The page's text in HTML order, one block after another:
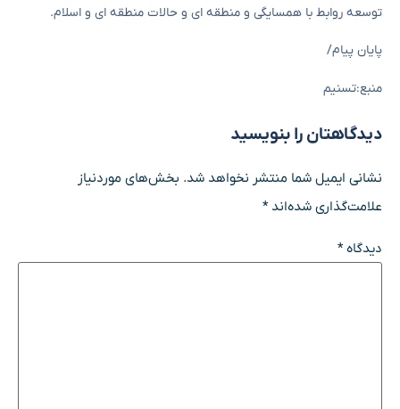
توسعه روابط با همسایگی و منطقه ای و حالات منطقه ای و اسلام.
پایان پیام/
منبع:تسنیم
دیدگاهتان را بنویسید
نشانی ایمیل شما منتشر نخواهد شد. بخش‌های موردنیاز
علامت‌گذاری شده‌اند*
دیدگاه*